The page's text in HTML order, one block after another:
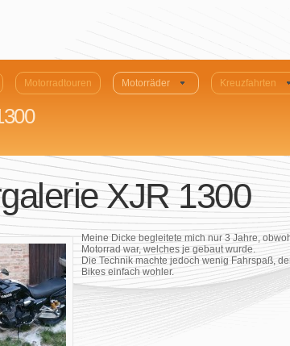
Motorradtouren Motorräder Kreuzfahrten
XJR 1300
Meine Dicke begleitete mich nur 3 Jahre,
Motorrad war, welches je gebaut wurde.
Die Technik machte jedoch wenig Fahrspaß,
Bikes einfach wohler.